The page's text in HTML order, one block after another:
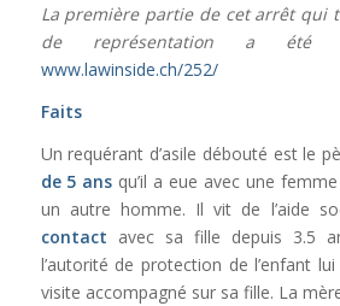
La première partie de cet arrêt qui
de représentation a été
www.lawinside.ch/252/
Faits
Un requérant d’asile débouté est le
de 5 ans qu’il a eue avec une
un autre homme. Il vit de l’aide
contact avec sa fille depuis 3.5
l’autorité de protection de l’enfant
visite accompagné sur sa fille. La